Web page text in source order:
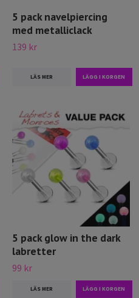
5 pack navelpiercing
med metalliclack
139 kr
LÄS MER
5 pack glow in the dark
labretter
99 kr
LÄS MER